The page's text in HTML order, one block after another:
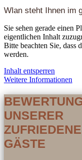
Wlan steht Ihnen im
Sie sehen gerade einen
eigentlichen Inhalt
Bitte beachten Sie, dass
werden.
Inhalt entsperren
Weitere Informationen
UNSERER
GÄSTE